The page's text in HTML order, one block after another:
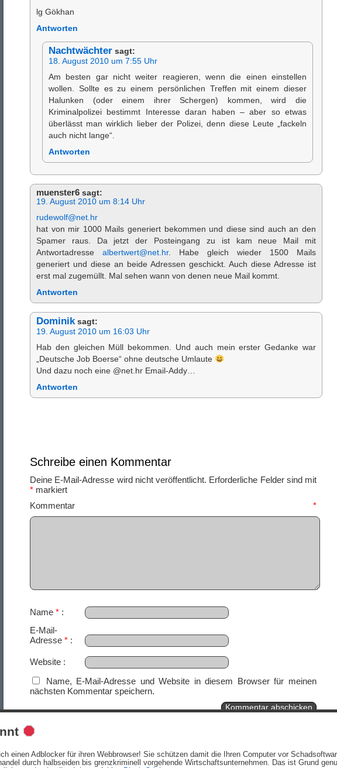
lg Gökhan
Antworten
Nachtwächter sagt:
18. August 2010 um 7:55 Uhr
Am besten gar nicht weiter reagieren, wenn die einen einstellen
wollen. Sollte es zu einem persönlichen Treffen mit einem dieser
Halunken (oder einem ihrer Schergen) kommen, wird die
Kriminalpolizei bestimmt Interesse daran haben – aber so etwas
überlässt man wirklich lieber der Polizei, denn diese Leute „fackeln
auch nicht lange“.
Antworten
muenster6 sagt:
19. August 2010 um 8:14 Uhr
rudewolf@net.hr
hat von mir 1000 Mails generiert bekommen und diese sind auch an den
Spamer raus. Da jetzt der Posteingang zu ist kam neue Mail mit
Antwortadresse albertwert@net.hr. Habe gleich wieder 1500 Mails
generiert und diese an beide Adressen geschickt. Auch diese Adresse ist
erst mal zugemüllt. Mal sehen wann von denen neue Mail kommt.
Antworten
Dominik sagt:
19. August 2010 um 16:03 Uhr
Hab den gleichen Müll bekommen. Und auch mein erster Gedanke war
„Deutsche Job Boerse“ ohne deutsche Umlaute
Und dazu noch eine @net.hr Email-Addy…
Antworten
Schreibe einen Kommentar
Deine E-Mail-Adresse wird nicht veröffentlicht. Erforderliche Felder sind mit
* markiert
Kommentar *
Name *
E-Mail-
Adresse *
Website
Name, E-Mail-Adresse und Website in diesem Browser für meinen
nächsten Kommentar speichern.
Beiträge (RSS)undKommentare (RSS).
einen Adblocker für ihren Webbrowser! Sie schützen damit die Ihren Computer vor
durch halbseiden bis grenzkriminell vorgehende Wirtschaftsunternehmen. Das ist Grund